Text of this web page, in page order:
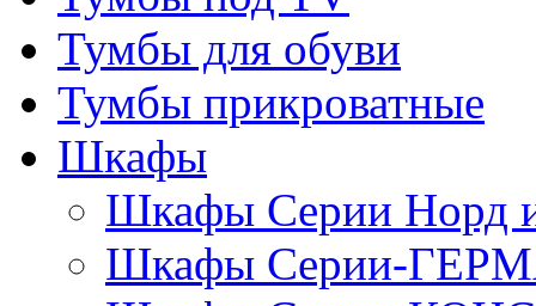
Тумбы для обуви
Тумбы прикроватные
Шкафы
Шкафы Серии
Шкафы Серии-